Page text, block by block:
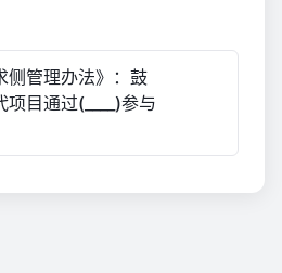
侧管理办法》：鼓
项目通过(____)参与